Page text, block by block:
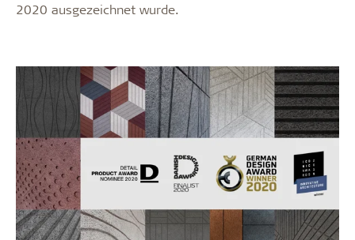
2020 ausgezeichnet wurde.